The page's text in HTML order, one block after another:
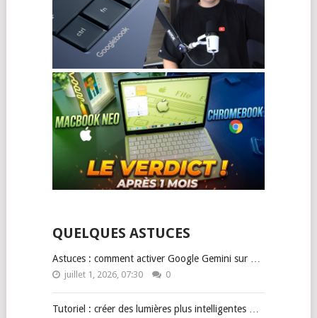
QUELQUES ASTUCES
Astuces : comment activer Google Gemini sur …
juillet 1, 2026, 07:30 0
Tutoriel : créer des lumières plus intelligentes …